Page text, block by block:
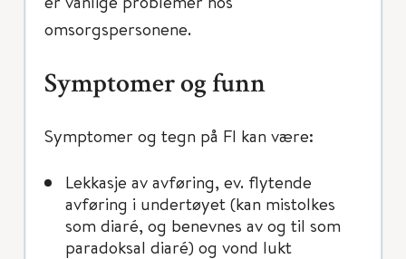
omsorgspersonene.
Symptomer og funn
Symptomer og tegn på FI kan være:
Lekkasje av avføring, ev. flytende
avføring i undertøyet (kan mistolkes
som diaré, og benevnes av og til som
paradoksal diaré) og vond lukt